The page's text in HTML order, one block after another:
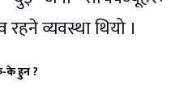
व्यवस्था थियो ।
के हुन ?